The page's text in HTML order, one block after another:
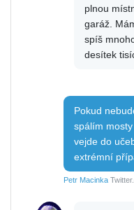
plnou
garáž.
spíš
desítek
Pokud
spálím
vejde do
extrémní
Petr Macinka